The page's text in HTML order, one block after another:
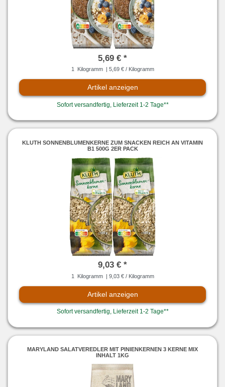
5,69 € *
1 Kilogramm | 5,69 € / Kilogramm
Artikel anzeigen
Sofort versandfertig, Lieferzeit 1-2 Tage**
KLUTH SONNENBLUMENKERNE ZUM SNACKEN REICH AN VITAMIN
B1 500G 2ER PACK
9,03 € *
1 Kilogramm | 9,03 € / Kilogramm
Artikel anzeigen
Sofort versandfertig, Lieferzeit 1-2 Tage**
MARYLAND SALATVEREDLER MIT PINIENKERNEN 3 KERNE MIX
INHALT 1KG